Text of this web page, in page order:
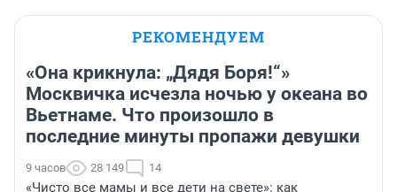
РЕКОМЕНДУЕМ
«Она крикнула: „Дядя Боря!“»
Москвичка исчезла ночью у океана во
Вьетнаме. Что произошло в
последние минуты пропажи девушки
9 часов 28 149 14
«Чисто все мамы и все дети на свете»: как